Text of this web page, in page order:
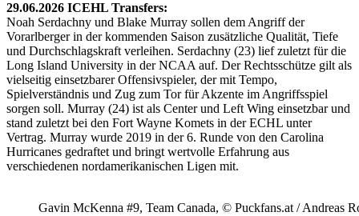
29.06.2026 ICEHL Transfers:
Noah Serdachny und Blake Murray sollen dem Angriff der
Vorarlberger in der kommenden Saison zusätzliche Qualität, Tiefe
und Durchschlagskraft verleihen. Serdachny (23) lief zuletzt für die
Long Island University in der NCAA auf. Der Rechtsschütze gilt als
vielseitig einsetzbarer Offensivspieler, der mit Tempo,
Spielverständnis und Zug zum Tor für Akzente im Angriffsspiel
sorgen soll. Murray (24) ist als Center und Left Wing einsetzbar und
stand zuletzt bei den Fort Wayne Komets in der ECHL unter
Vertrag. Murray wurde 2019 in der 6. Runde von den Carolina
Hurricanes gedraftet und bringt wertvolle Erfahrung aus
verschiedenen nordamerikanischen Ligen mit.
Gavin McKenna #9, Team Canada, © Puckfans.at / Andreas